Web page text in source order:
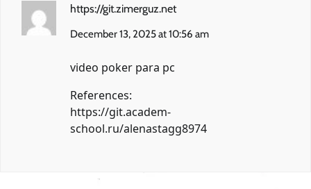
https://git.zimerguz.net
December 13, 2025 at 10:56 am
video poker para pc
References:
https://git.academ-
school.ru/alenastagg8974